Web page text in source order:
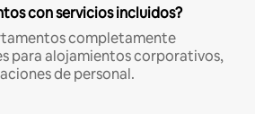
con servicios incluidos?
completamente
para alojamientos corporativos,
de personal.